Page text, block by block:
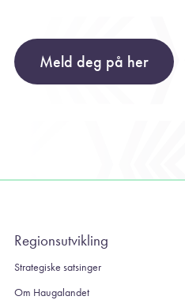
Meld deg på her
Regionsutvikling
Strategiske satsinger
Om Haugalandet